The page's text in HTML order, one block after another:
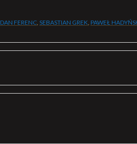
FERENC, SEBASTIAN GREK, PAWEŁ